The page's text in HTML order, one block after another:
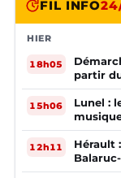
FIL INFO
HIER
18h05
partir
15h06
Lunel :
12h11
Hérault